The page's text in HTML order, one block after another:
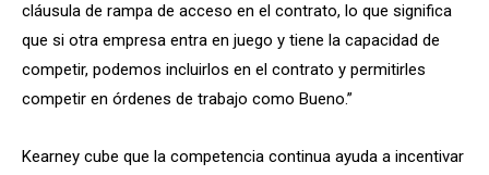
cláusula de rampa de acceso en el contrato, lo que significa
que si otra empresa entra en juego y tiene la capacidad de
competir, podemos incluirlos en el contrato y permitirles
competir en órdenes de trabajo como Bueno.”
Kearney cube que la competencia continua ayuda a incentivar